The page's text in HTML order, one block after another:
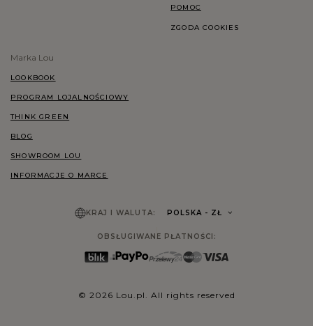
POMOC
ZGODA COOKIES
Marka Lou
LOOKBOOK
PROGRAM LOJALNOŚCIOWY
THINK GREEN
BLOG
SHOWROOM LOU
INFORMACJE O MARCE
KRAJ I WALUTA: POLSKA - ZŁ
OBSŁUGIWANE PŁATNOŚCI:
© 2026 Lou.pl. All rights reserved